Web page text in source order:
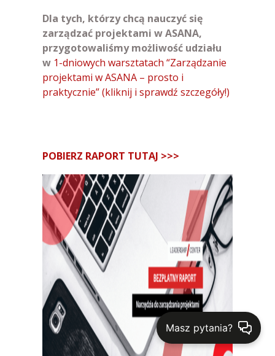
Dla tych, którzy chcą nauczyć się
zarządzać projektami w ASANA,
przygotowaliśmy możliwość udziału
w 1-dniowych warsztatach “Zarządzanie
projektami w ASANA – prosto i
praktycznie” (kliknij i sprawdź szczegóły!)
POBIERZ RAPORT TUTAJ >>>
Masz pytania?